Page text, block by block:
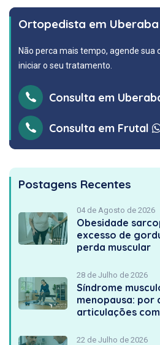
Ortopedista em Uberaba
Não perca mais tempo, agende sua
iniciar o seu tratamento.
Consulta em
Consulta em Frutal
Postagens Recentes
04 de Agosto de 2026
Obesidade
excesso de
perda muscular
28 de Julho de 2026
Síndrome
menopausa: por
articulações
22 de Julho de 2026